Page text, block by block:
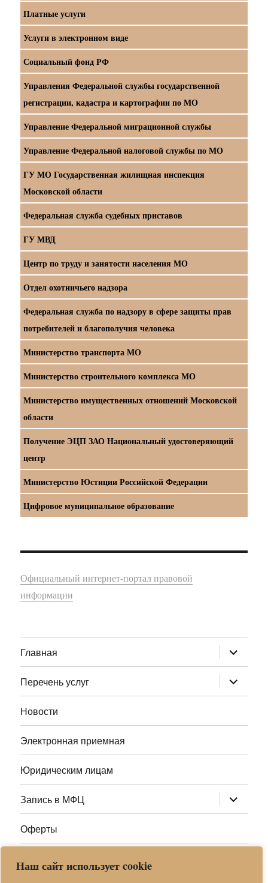
Наш сайт использует cookie
Платные услуги
Услуги в электронном виде
Социальный фонд РФ
Управления Федеральной службы государственной
регистрации, кадастра и картографии по МО
Управление Федеральной миграционной службы
Управление Федеральной налоговой службы по МО
ГУ МО Государственная жилищная инспекция
Московской области
Федеральная служба судебных приставов
ГУ МВД
Центр по труду и занятости населения МО
Отдел охотничьего надзора
Федеральная служба по надзору в сфере защиты прав
потребителей и благополучия человека
Министерство транспорта МО
Министерство строительного комплекса МО
Министерство имущественных отношений Московской
области
Получение ЭЦП ЗАО Национальный удостоверяющий
центр
Министерство Юстиции Российской Федерации
Цифровое муниципальное образование
Официальный интернет-портал правовой
информации
Главная раскрыть
дочернее
меню
Перечень услуг
раскрыть
дочернее
меню
Новости
Электронная приемная
Юридическим лицам
Запись в МФЦ раскрыть
дочернее
меню
Оферты